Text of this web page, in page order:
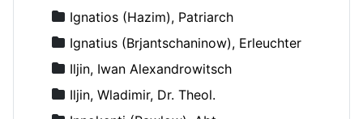
Ignatios (Hazim), Patriarch
Ignatius (Brjantschaninow), Erleuchter
Iljin, Iwan Alexandrowitsch
Iljin, Wladimir, Dr. Theol.